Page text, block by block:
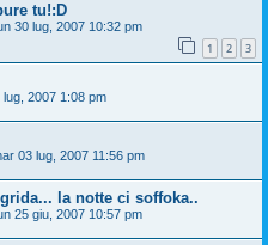
tu!:D
30 lug, 2007 10:32 pm
1 2 3
lug, 2007 1:08 pm
03 lug, 2007 11:56 pm
la notte ci soffoka..
25 giu, 2007 10:57 pm